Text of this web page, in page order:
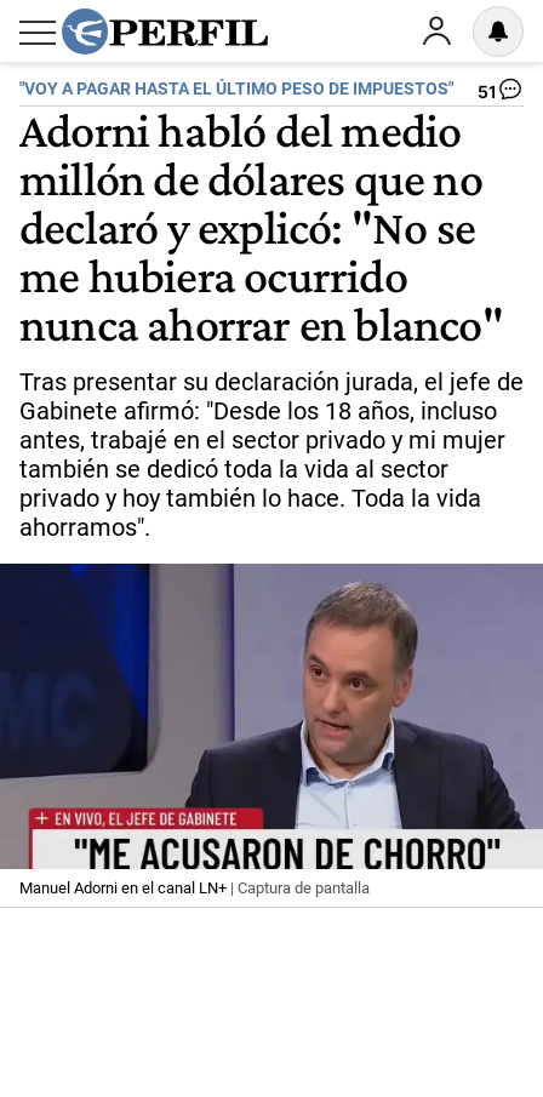
"VOY A PAGAR HASTA EL ÚLTIMO PESO DE IMPUESTOS" 51
Adorni habló del medio
millón de dólares que no
declaró y explicó: "No se
me hubiera ocurrido
nunca ahorrar en blanco"
Tras presentar su declaración jurada, el jefe de
Gabinete afirmó: "Desde los 18 años, incluso
antes, trabajé en el sector privado y mi mujer
también se dedicó toda la vida al sector
privado y hoy también lo hace. Toda la vida
ahorramos".
Manuel Adorni en el canal LN+ | Captura de pantalla